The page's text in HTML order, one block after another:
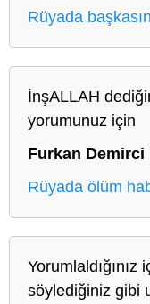
Rüyada
İnşALLAH
yorumunuz için
Furkan Demirci
Rüyada ölüm
Yorumlaldığınız
söylediğiniz gibi